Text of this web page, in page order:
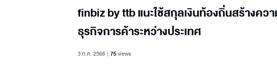
finbiz by ttb แนะใช้สกุลเงินท้องถิ่นสร้างค
ธุรกิจการค้าระหว่างประเทศ
3 ก.ค. 2568 75views